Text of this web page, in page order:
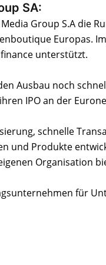
SA:
Group S.A die
Europas.
unterstützt.
Ausbau noch
IPO an der
schnelle
und Produkte
Organisation
für